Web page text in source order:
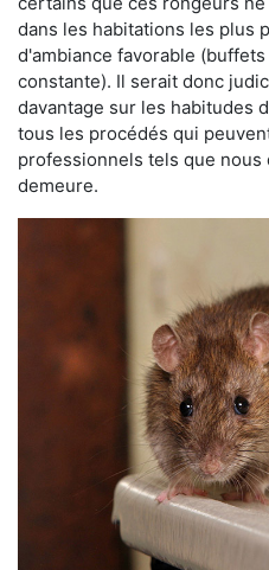
dans les habitations les plus
d'ambiance favorable
constante). Il serait donc
davantage sur les habitudes
tous les procédés qui
professionnels tels que
demeure.